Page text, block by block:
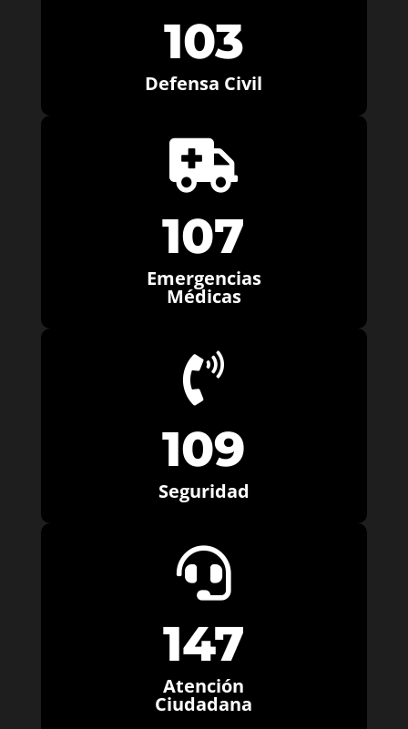
103
Defensa Civil

107
Emergencias
Médicas

109
Seguridad

147
Atención
Ciudadana